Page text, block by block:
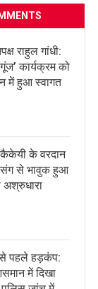
राहुल गांधी:
कार्यक्रम को
में हुआ स्वागत
के वरदान
से भावुक हुआ
से पहले हड़कंप:
में दिखा